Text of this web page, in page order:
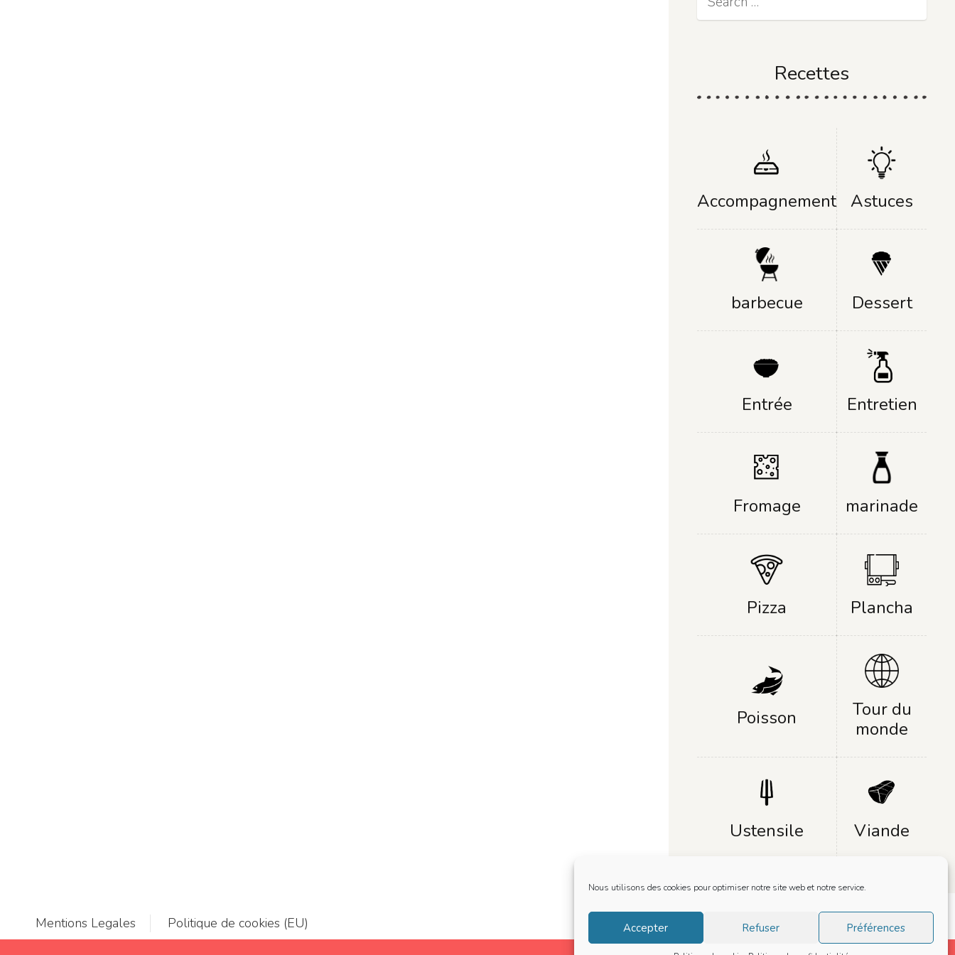
Nous utilisons des cookies pour optimiser notre site web et notre service.
Accepter Refuser Préférences
Recettes
Accompagnement Astuces
barbecue Dessert
Entrée Entretien
Fromage marinade
Pizza Plancha
Poisson
Tour du
monde
Ustensile Viande
Mentions Legales Politique de cookies (EU)